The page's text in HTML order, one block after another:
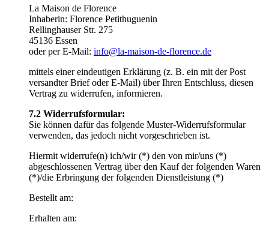
La Maison de Florence
Inhaberin: Florence Petithuguenin
Rellinghauser Str. 275
45136 Essen
oder per E-Mail: info@la-maison-de-florence.de
mittels einer eindeutigen Erklärung (z. B. ein mit der Post
versandter Brief oder E-Mail) über Ihren Entschluss, diesen
Vertrag zu widerrufen, informieren.
7.2 Widerrufsformular:
Sie können dafür das folgende Muster-Widerrufsformular
verwenden, das jedoch nicht vorgeschrieben ist.
Hiermit widerrufe(n) ich/wir (*) den von mir/uns (*)
abgeschlossenen Vertrag über den Kauf der folgenden Waren
(*)/die Erbringung der folgenden Dienstleistung (*)
Bestellt am:
Erhalten am: